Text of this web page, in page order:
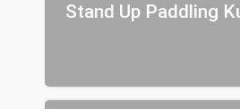
Stand Up Paddling